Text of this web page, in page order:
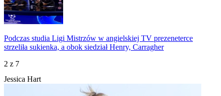
Podczas studia Ligi Mistrzów w angielskiej TV prezeneterce
strzeliła sukienka, a obok siedział Henry, Carragher
2 z 7
Jessica Hart